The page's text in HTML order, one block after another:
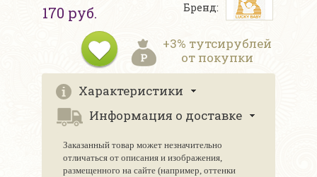
170 руб. Бренд:
+3% тутсирублей
от покупки
Характеристики
Информация о доставке
Заказанный товар может незначительно
отличаться от описания и изображения,
размещенного на сайте (например, оттенки